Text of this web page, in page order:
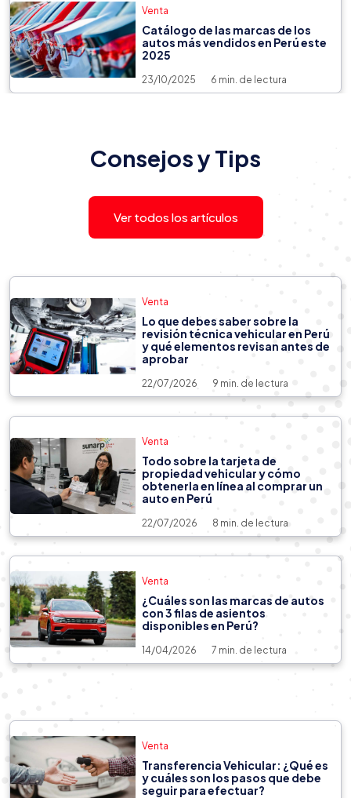
Venta
Catálogo de las marcas de los
autos más vendidos en Perú este
2025
23/10/2025 6 min. de lectura
Consejos y Tips
Ver todos los artículos
¿Qué es el SOAT y por qué es
importante que todo propietario
de vehículos tenga contratado
Venta
Lo que debes saber sobre la
revisión técnica vehicular en Perú
y qué elementos revisan antes de
aprobar
22/07/2026 9 min. de lectura
Venta
Todo sobre la tarjeta de
propiedad vehicular y cómo
obtenerla en línea al comprar un
auto en Perú
22/07/2026 8 min. de lectura
Venta
¿Cuáles son las marcas de autos
con 3 filas de asientos
disponibles en Perú?
14/04/2026 7 min. de lectura
Venta 14/04/2026
¿Cuáles son los mejores autos
sedán calidad-precio en 2026?
Venta
Transferencia Vehicular: ¿Qué es
y cuáles son los pasos que debe
seguir para efectuar?